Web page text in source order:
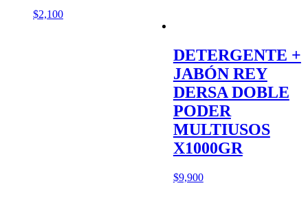
$2,100
DETERGENTE +
JABÓN REY
DERSA DOBLE
PODER
MULTIUSOS
X1000GR
$9,900